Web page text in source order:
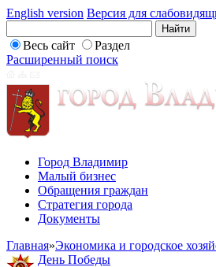
English version Версия для
Весь сайт
Раздел
Расширенный поиск
Город Владимир
Малый бизнес
Обращения граждан
Стратегия города
Документы
Главная»Экономика и городское
День Победы